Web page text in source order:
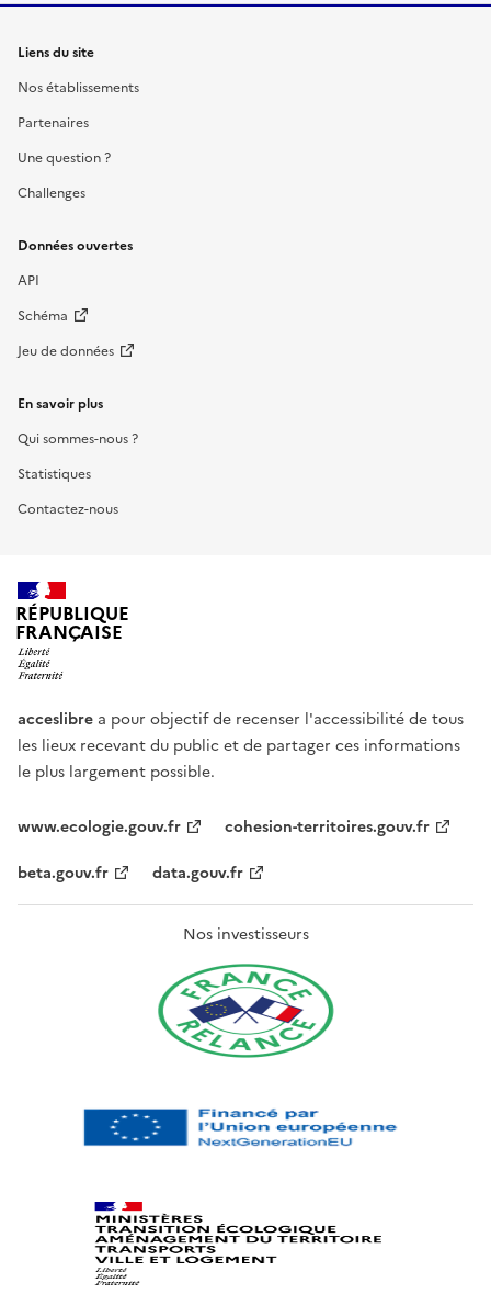
Liens du site
Nos établissements
Partenaires
Une question ?
Challenges
Données ouvertes
API
Schéma
Jeu de données
En savoir plus
Qui sommes-nous ?
Statistiques
Contactez-nous
RÉPUBLIQUE
FRANÇAISE
acceslibre a pour objectif de recenser l'accessibilité de tous
les lieux recevant du public et de partager ces informations
le plus largement possible.
www.ecologie.gouv.fr
cohesion-territoires.gouv.fr
beta.gouv.fr
data.gouv.fr
Nos investisseurs